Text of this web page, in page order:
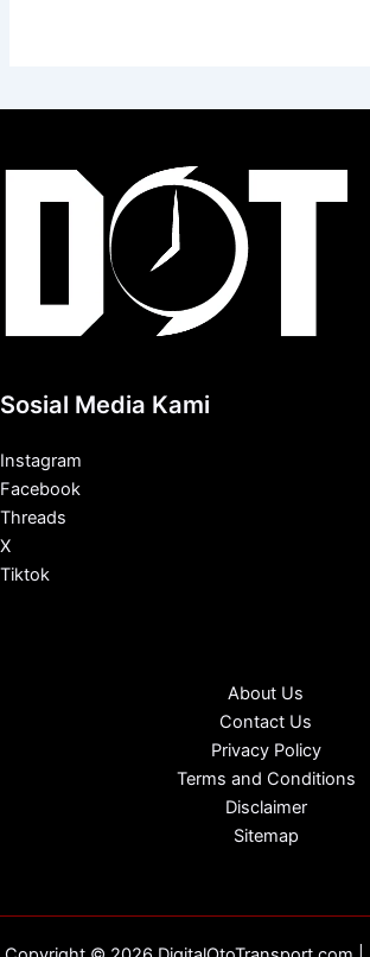
Sosial Media Kami
Instagram
Facebook
Threads
X
Tiktok
About Us
Contact Us
Privacy Policy
Terms and Conditions
Disclaimer
Sitemap